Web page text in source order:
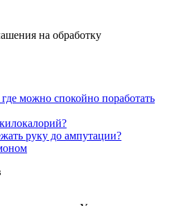
на обработку
можно спокойно поработать
руку до ампутации?